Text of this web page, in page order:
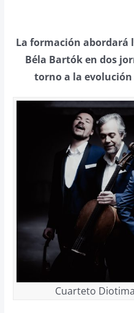
La formación abordará
Béla Bartók en dos
torno a la
Cuarteto